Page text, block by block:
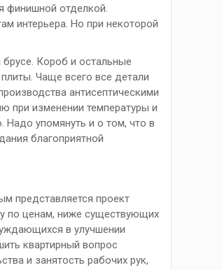
финишной отделкой.
интерьера. Но при некоторой
Короб и остальные
Чаще всего все детали
антисептическими
при изменении температуры и
упомянуть и о том, что в
благоприятной
представляется проект
по ценам, ниже существующих
в улучшении
квартирный вопрос
и занятость рабочих рук,